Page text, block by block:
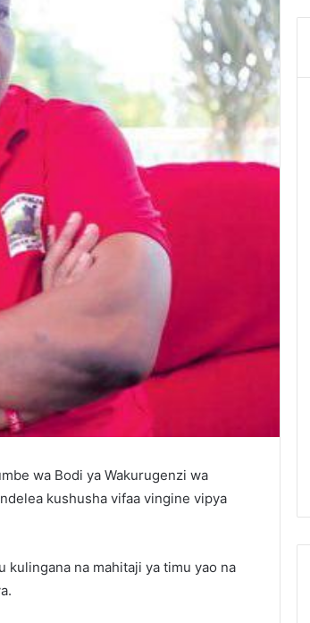
wa Bodi ya Wakurugenzi wa
kushusha vifaa vingine vipya
kulingana na mahitaji ya timu yao na